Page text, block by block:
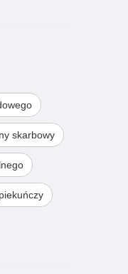
skarbowy